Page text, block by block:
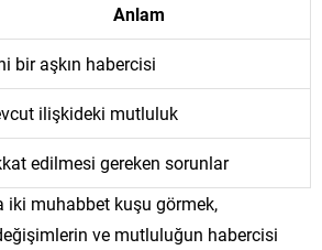
Anlam
bir aşkın habercisi
ilişkideki mutluluk
edilmesi gereken sorunlar
iki muhabbet kuşu görmek,
ve mutluluğun habercisi